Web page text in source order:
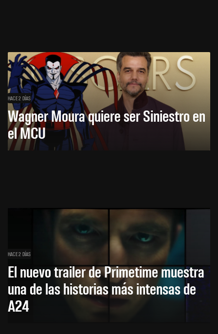
HACE 2 DÍAS
Wagner Moura quiere ser Siniestro en
el MCU
HACE 2 DÍAS
El nuevo trailer de Primetime muestra
una de las historias más intensas de
A24